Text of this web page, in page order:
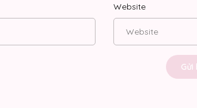
Website